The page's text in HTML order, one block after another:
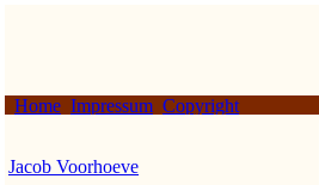
Home Impressum Copyright
Jacob Voorhoeve